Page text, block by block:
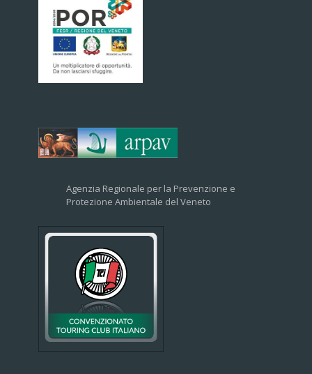
Agenzia Regionale per la Prevenzione e
Protezione Ambientale del Veneto